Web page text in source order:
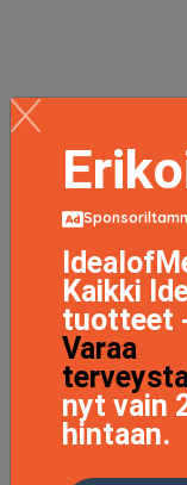
Clinique
Kaikki
tuotteet
Varaa
nyt vain
hintaan.